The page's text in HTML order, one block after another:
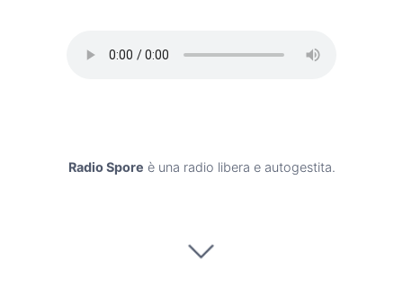
Radio Spore è una radio libera e autogestita.